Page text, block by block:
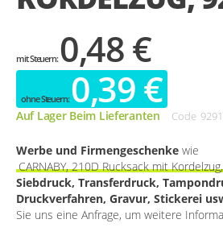
0,48 €
0,39 €
Auf Lager Beim Lieferanten Code
Werbe und Firmengeschenke wie
CARNABY, 210D Rucksack mit
Siebdruck, Transferdruck,
Druckverfahren, Gravur, Stickerei
Sie uns eine Anfrage, um weitere